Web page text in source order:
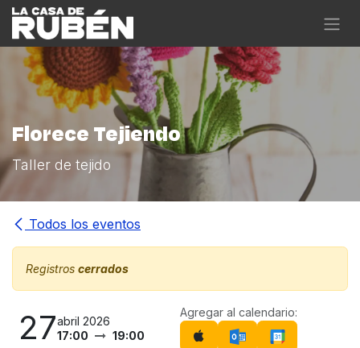
Ir al contenido
Florece Tejiendo
Taller de tejido
Todos los eventos
Registros cerrados
27abril 2026
17:00
19:00
Agregar al calendario: